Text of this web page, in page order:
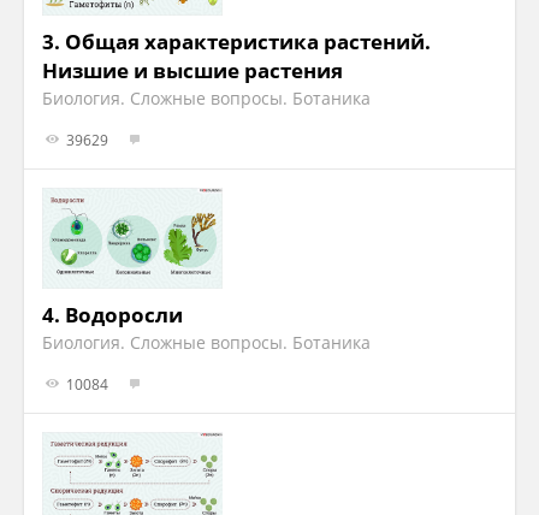
3. Общая характеристика растений.
Низшие и высшие растения
Биология. Сложные вопросы. Ботаника
39629
4. Водоросли
Биология. Сложные вопросы. Ботаника
10084